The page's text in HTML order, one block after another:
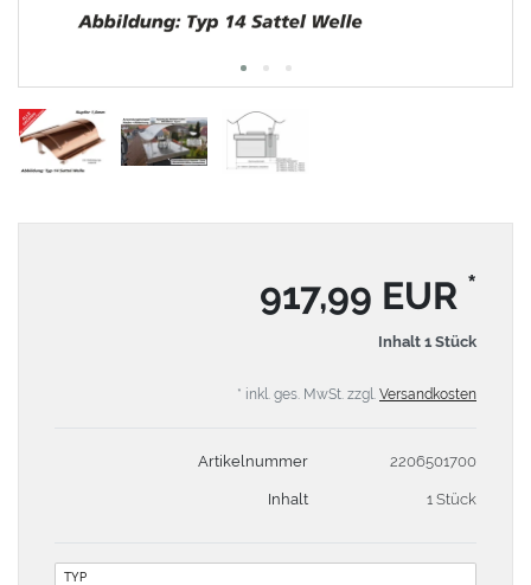
917,99 EUR *
Inhalt 1 Stück
* inkl. ges. MwSt. zzgl. Versandkosten
Artikelnummer 2206501700
Inhalt 1 Stück
TYP